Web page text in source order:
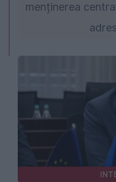
menținerea